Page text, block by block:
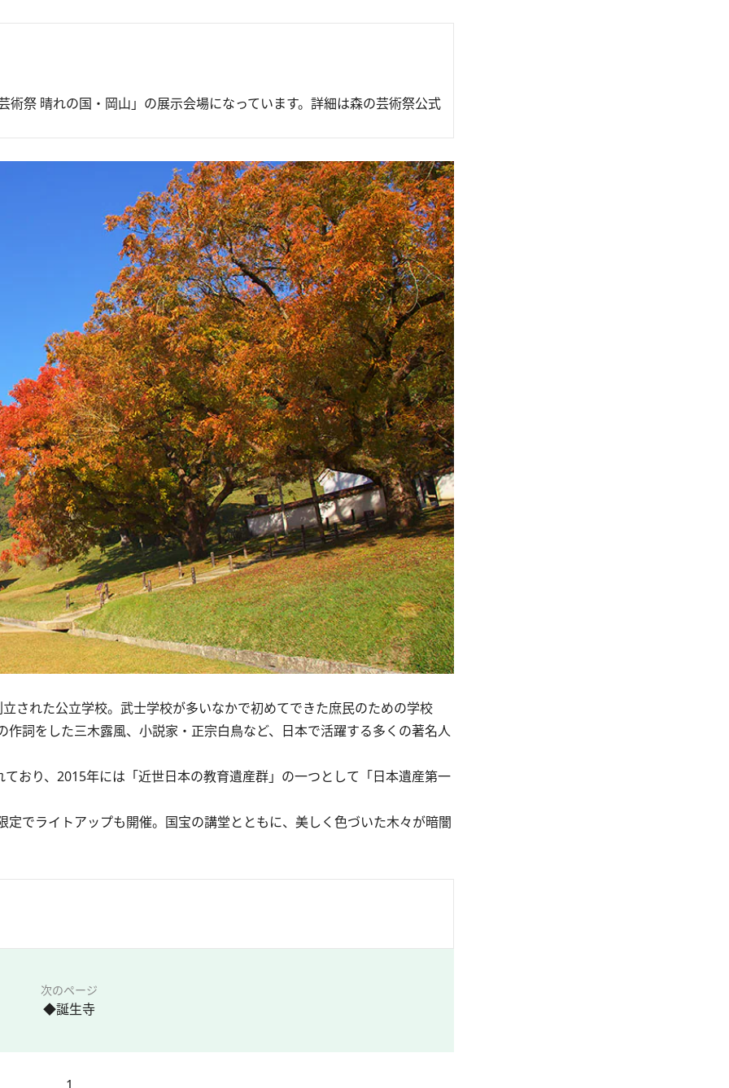
祭 晴れの国・岡山」の展示会場になっています。詳細は森の芸術祭公式
された公立学校。武士学校が多いなかで初めてできた庶民のための学校
詞をした三木露風、小説家・正宗白鳥など、日本で活躍する多くの著名人
り、2015年には「近世日本の教育遺産群」の一つとして「日本遺産第一
でライトアップも開催。国宝の講堂とともに、美しく色づいた木々が暗闇
次のページ
◆誕生寺